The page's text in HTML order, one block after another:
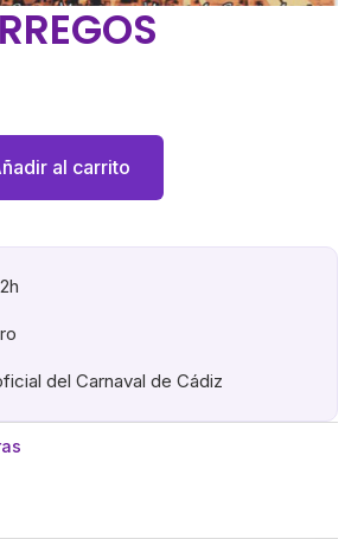
al carrito
del Carnaval de Cádiz